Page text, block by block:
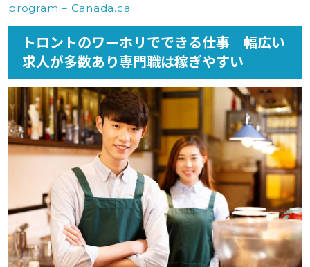
program – Canada.ca
トロントのワーホリでできる仕事｜幅広い
求人が多数あり専門職は稼ぎやすい